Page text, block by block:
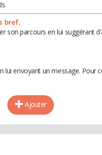
bref.
son parcours en lui suggérant
lui envoyant un message. Pour
Ajouter